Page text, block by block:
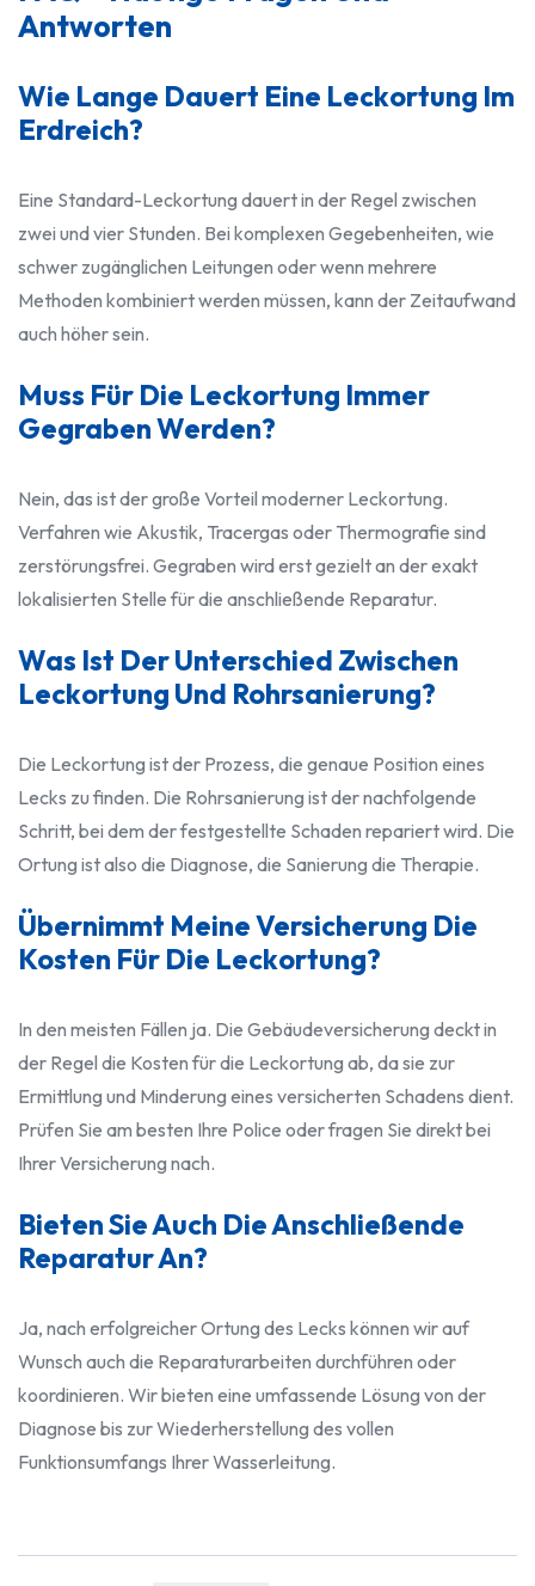
Antworten
Wie Lange Dauert Eine Leckortung Im
Erdreich?
Eine Standard-Leckortung dauert in der Regel zwischen
zwei und vier Stunden. Bei komplexen Gegebenheiten, wie
schwer zugänglichen Leitungen oder wenn mehrere
Methoden kombiniert werden müssen, kann der Zeitaufwand
auch höher sein.
Muss Für Die Leckortung Immer
Gegraben Werden?
Nein, das ist der große Vorteil moderner Leckortung.
Verfahren wie Akustik, Tracergas oder Thermografie sind
zerstörungsfrei. Gegraben wird erst gezielt an der exakt
lokalisierten Stelle für die anschließende Reparatur.
Was Ist Der Unterschied Zwischen
Leckortung Und Rohrsanierung?
Die Leckortung ist der Prozess, die genaue Position eines
Lecks zu finden. Die Rohrsanierung ist der nachfolgende
Schritt, bei dem der festgestellte Schaden repariert wird. Die
Ortung ist also die Diagnose, die Sanierung die Therapie.
Übernimmt Meine Versicherung Die
Kosten Für Die Leckortung?
In den meisten Fällen ja. Die Gebäudeversicherung deckt in
der Regel die Kosten für die Leckortung ab, da sie zur
Ermittlung und Minderung eines versicherten Schadens dient.
Prüfen Sie am besten Ihre Police oder fragen Sie direkt bei
Ihrer Versicherung nach.
Bieten Sie Auch Die Anschließende
Reparatur An?
Ja, nach erfolgreicher Ortung des Lecks können wir auf
Wunsch auch die Reparaturarbeiten durchführen oder
koordinieren. Wir bieten eine umfassende Lösung von der
Diagnose bis zur Wiederherstellung des vollen
Funktionsumfangs Ihrer Wasserleitung.